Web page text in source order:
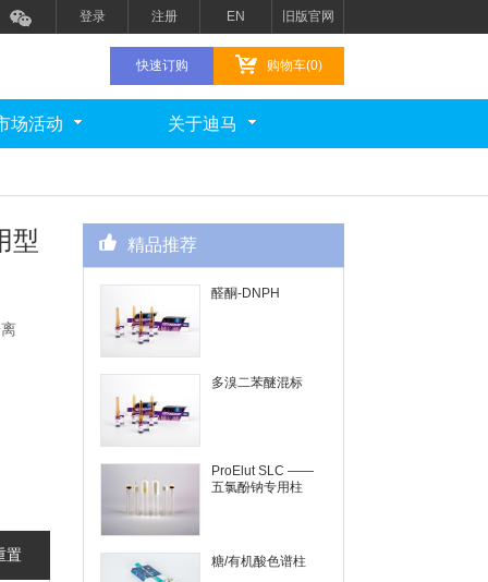
旧版官网
EN
注册
登录
快速订购 购物车(0)
场活动 关于迪马
型
置
精品推荐
醛酮-DNPH
多溴二苯醚混标
ProElut SLC ——
五氯酚钠专用柱
糖/有机酸色谱柱